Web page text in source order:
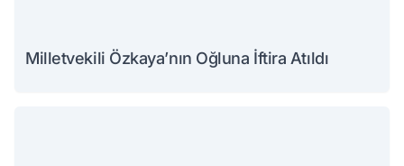
Milletvekili Özkaya’nın Oğluna İftira Atıldı